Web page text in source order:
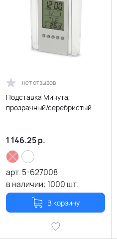
нет отзывов
Подставка Минута,
прозрачный/серебристый
1 146.25р.
арт. 5-627008
в наличии: 1000 шт.
В корзину